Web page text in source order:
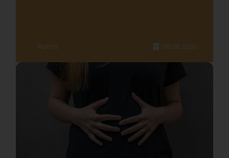
Asma 06.08.2026